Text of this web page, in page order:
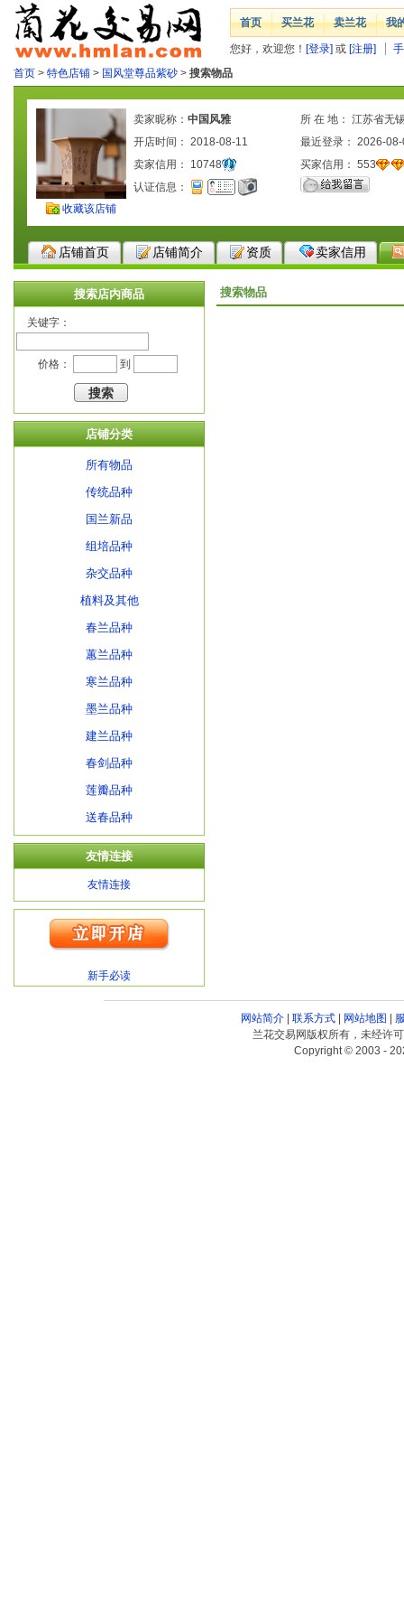
首页 买兰花 卖兰花 我
您好，欢迎您！ [登录] 或 [注册]
首页 > 特色店铺 > 国风堂尊品紫砂 > 搜索物品
收藏该店铺
卖家昵称： 中国风雅
所 在 地： 江苏省无
开店时间： 2018-08-11
最近登录： 2026-
卖家信用： 10748 买家信用： 553
认证信息：
店铺首页 店铺简介 资质 卖家信用
搜索店内商品
关键字：
价格： 到
店铺分类
所有物品
传统品种
国兰新品
组培品种
杂交品种
植料及其他
春兰品种
蕙兰品种
寒兰品种
墨兰品种
建兰品种
春剑品种
莲瓣品种
送春品种
友情连接
友情连接
新手必读
搜索物品
网站简介| 联系方式| 网站地图 |
兰花交易网版权所有，未经许
Copyright © 2003 -